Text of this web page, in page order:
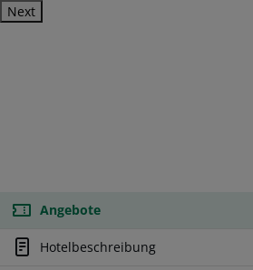
Next
Angebote
Hotelbeschreibung